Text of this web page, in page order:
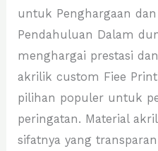
untuk Penghargaan
Pendahuluan Dalam
menghargai prestasi
akrilik custom Fiee
pilihan populer untuk
peringatan. Material
sifatnya yang